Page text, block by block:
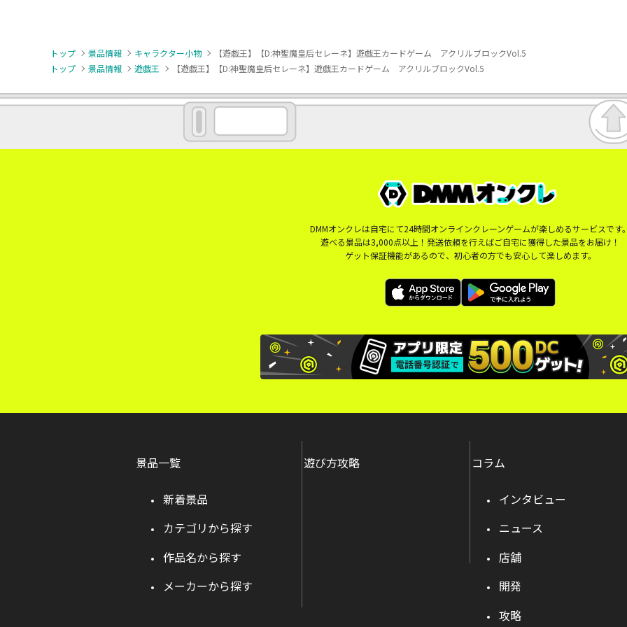
トップ 景品情報 キャラクター小物
【遊戯王】【D:神聖魔皇后セレーネ】遊戯王カードゲーム アクリルブロックVol.5
トップ
景品情報 遊戯王 【遊戯王】【D:神聖魔皇后セレーネ】遊戯王カードゲーム アクリルブロックVol.5
DMMオンクレは自宅にて24時間オンラインクレーンゲームが楽しめるサービスです
遊べる景品は3,000点以上！発送依頼を行えばご自宅に獲得した景品をお届け！
ゲット保証機能があるので、初心者の方でも安心して楽しめます。
景品一覧
新着景品
カテゴリから探す
作品名から探す
メーカーから探す
遊び方攻略 コラム
インタビュー
ニュース
店舗
開発
攻略